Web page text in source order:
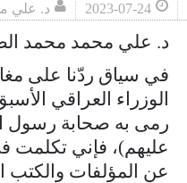
2023-07-24 د. علي
د. علي محمد محمد
في سياق ردّنا على
الوزراء العراقي
رمى به صحابة رسول
عليهم)، فإني تكلمت
عن المؤلفات والكتب